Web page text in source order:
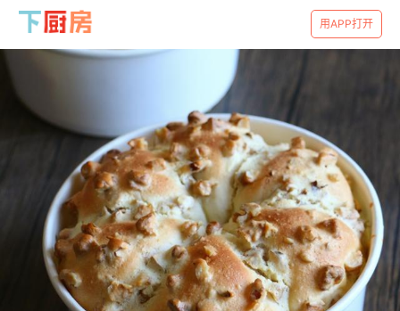
用APP打开